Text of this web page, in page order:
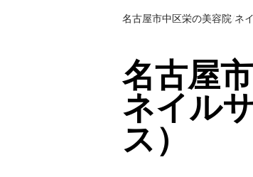
名古屋市中区栄の美容院/ネ
名古屋
ネイル
ス）